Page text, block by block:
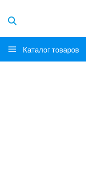
Каталог товаров